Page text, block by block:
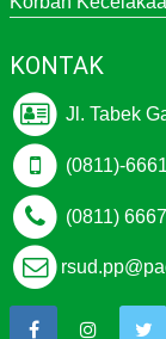
KONTAK
Jl. Tabek
(0811)-
(0811)